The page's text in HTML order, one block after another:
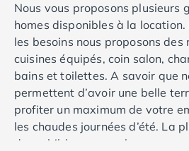
Camping Benodet
Camping Brest
Camping Carantec
Camping Concarneau
Camping Douarnenez
Camping Fouesnant
Camping Plouescat
Camping Quimper
Nous vous proposons plusieurs
homes disponibles à la
les besoins nous proposons des
cuisines équipés, coin salon,
bains et toilettes. A savoir que
permettent d’avoir une belle
profiter un maximum de votre
les chaudes journées d’été. La
de mobil-home sur place vous